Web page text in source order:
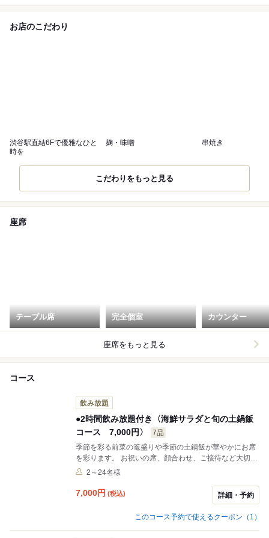
お店のこだわり
渋谷駅直結6Fで優雅なひと
時を
麹・味噌 串焼き
こだわりをもっと見る
座席
テーブル席 完全個室 カウンター
座席をもっと見る
コース
飲み放題
●2時間飲み放題付き〈海鮮サラダと旬の土鍋飯
コース 7,000円〉
7品
季節を彩る前菜の篭盛りや季節の土鍋飯が華やかにお席
を彩ります。 お祝いの席、顔合わせ、ご接待など大切な
お席に、季節の美味を心ゆくまでご堪能ください。
2～24名様
7,000円 (税込) 詳細・予約
このコース予約で使えるクーポン（1）